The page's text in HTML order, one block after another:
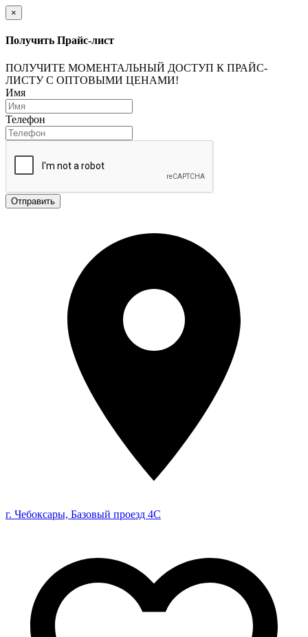
×
Получить Прайс-лист
ПОЛУЧИТЕ МОМЕНТАЛЬНЫЙ ДОСТУП К ПРАЙС-
ЛИСТУ С ОПТОВЫМИ ЦЕНАМИ!
Имя
Телефон
Отправить
г. Чебоксары, Базовый проезд 4С